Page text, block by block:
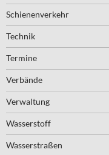
Schienenverkehr
Technik
Termine
Verbände
Verwaltung
Wasserstoff
Wasserstraßen